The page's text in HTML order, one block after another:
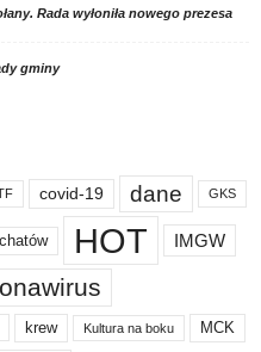
Rada wyłoniła nowego prezesa
gminy
covid-19 dane GKS
HOT IMGW
krew Kultura na boku MCK